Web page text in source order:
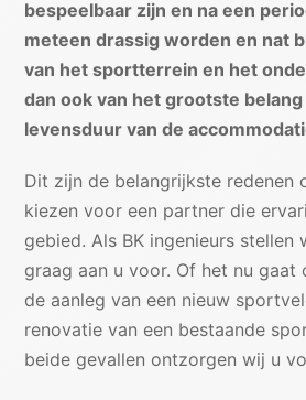
bespeelbaar zijn en na een
meteen drassig worden en nat
van het sportterrein en het
dan ook van het grootste
levensduur van de
Dit zijn de belangrijkste redenen
kiezen voor een partner die
gebied. Als BK ingenieurs stellen
graag aan u voor. Of het nu gaat
de aanleg van een nieuw
renovatie van een bestaande
beide gevallen ontzorgen wij u